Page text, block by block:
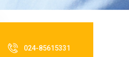
024-85615331